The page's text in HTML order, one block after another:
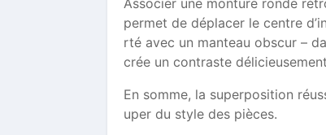
Associer une monture ronde
permet de déplacer le centre
rté avec un manteau obscur –
crée un contraste
En somme, la superposition
uper du style des pièces.